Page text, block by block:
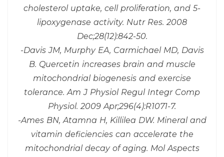
cholesterol uptake, cell proliferation, and 5-
lipoxygenase activity. Nutr Res. 2008
Dec;28(12):842-50.
-Davis JM, Murphy EA, Carmichael MD, Davis
B. Quercetin increases brain and muscle
mitochondrial biogenesis and exercise
tolerance. Am J Physiol Regul Integr Comp
Physiol. 2009 Apr;296(4):R1071-7.
-Ames BN, Atamna H, Killilea DW. Mineral and
vitamin deficiencies can accelerate the
mitochondrial decay of aging. Mol Aspects